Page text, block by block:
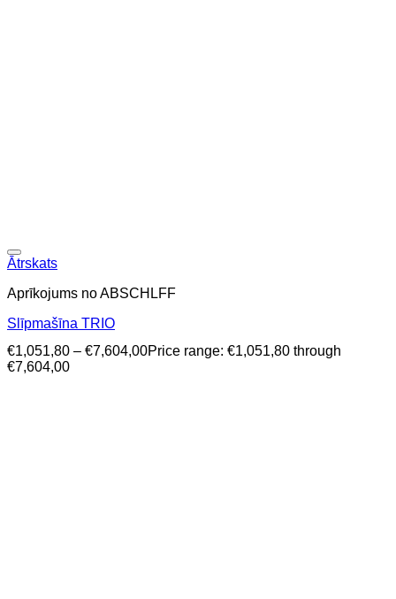
Ātrskats
Aprīkojums no ABSCHLFF
Slīpmašīna TRIO
€1,051,80 – €7,604,00Price range: €1,051,80 through
€7,604,00